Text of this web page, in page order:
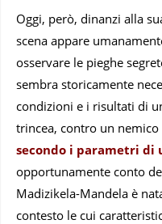
Oggi, però, dinanzi alla
scena appare
osservare le pieghe
sembra storicamente
condizioni e i risultati di
trincea, contro un nemico
secondo i parametri di
opportunamente conto
Madizikela-Mandela è
contesto le cui